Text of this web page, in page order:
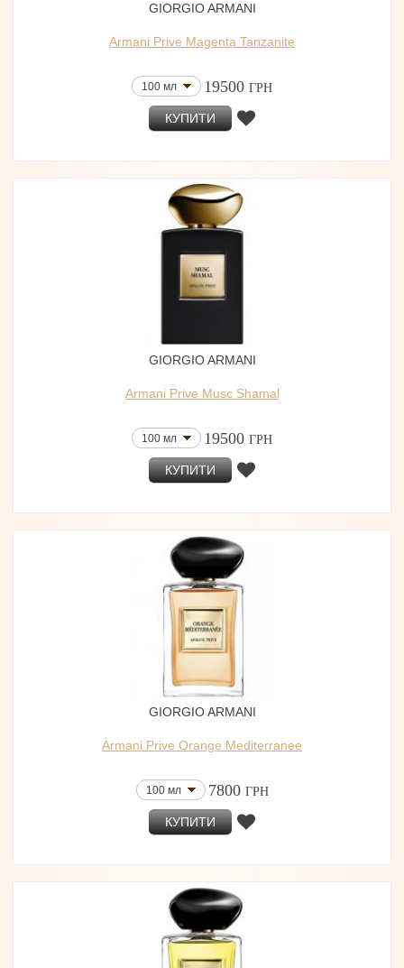
GIORGIO ARMANI
Armani Prive Magenta Tanzanite
100 мл 19500 ГРН
КУПИТИ
GIORGIO ARMANI
Armani Prive Musc Shamal
100 мл 19500 ГРН
КУПИТИ
GIORGIO ARMANI
Armani Prive Orange Mediterranee
100 мл 7800 ГРН
КУПИТИ